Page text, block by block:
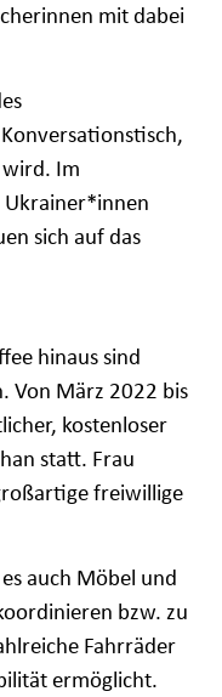
mit dabei
wird. Im
Ukrainer*innen
sich auf das
hinaus sind
Von März 2022 bis
kostenloser
statt. Frau
freiwillige
auch Möbel und
bzw. zu
Fahrräder
ermöglicht.